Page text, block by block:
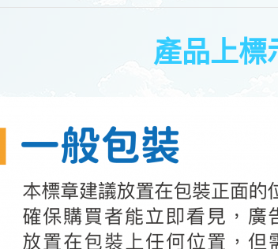
產品上標